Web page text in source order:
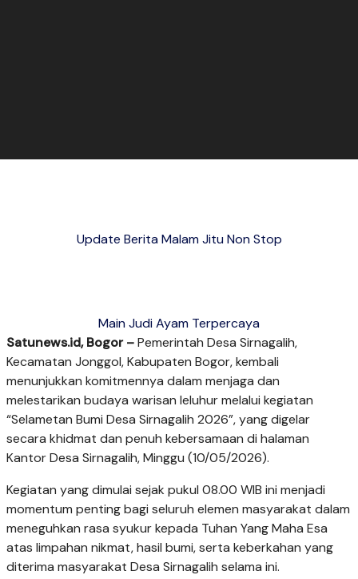
Update Berita Malam Jitu Non Stop
Main Judi Ayam Terpercaya
Satunews.id, Bogor –Pemerintah Desa Sirnagalih,
Kecamatan Jonggol, Kabupaten Bogor, kembali
menunjukkan komitmennya dalam menjaga dan
melestarikan budaya warisan leluhur melalui kegiatan
“Selametan Bumi Desa Sirnagalih 2026”, yang digelar
secara khidmat dan penuh kebersamaan di halaman
Kantor Desa Sirnagalih, Minggu (10/05/2026).
Kegiatan yang dimulai sejak pukul 08.00 WIB ini menjadi
momentum penting bagi seluruh elemen masyarakat dalam
meneguhkan rasa syukur kepada Tuhan Yang Maha Esa
atas limpahan nikmat, hasil bumi, serta keberkahan yang
diterima masyarakat Desa Sirnagalih selama ini.